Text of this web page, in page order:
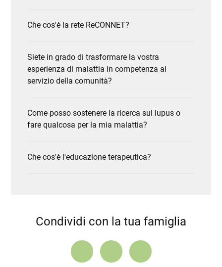
Che cos'è la rete ReCONNET?
Siete in grado di trasformare la vostra
esperienza di malattia in competenza al
servizio della comunità?
Come posso sostenere la ricerca sul lupus o
fare qualcosa per la mia malattia?
Che cos'è l'educazione terapeutica?
Condividi con la tua famiglia